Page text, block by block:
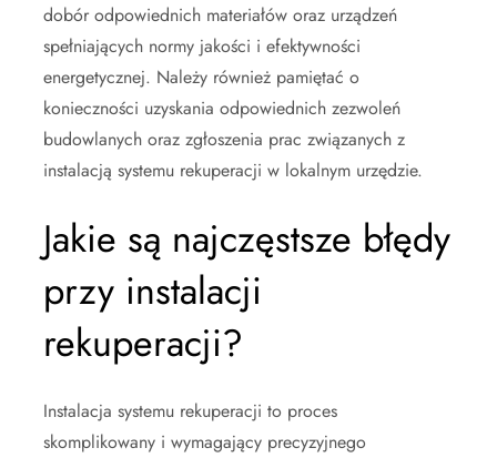
dobór odpowiednich materiałów oraz urządzeń
spełniających normy jakości i efektywności
energetycznej. Należy również pamiętać o
konieczności uzyskania odpowiednich zezwoleń
budowlanych oraz zgłoszenia prac związanych z
instalacją systemu rekuperacji w lokalnym urzędzie.
Jakie są najczęstsze błędy
przy instalacji
rekuperacji?
Instalacja systemu rekuperacji to proces
skomplikowany i wymagający precyzyjnego